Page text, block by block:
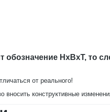
купить шкаф с витриной Луи
обозначение HxBxT,
от реального!
вносить конструктивные